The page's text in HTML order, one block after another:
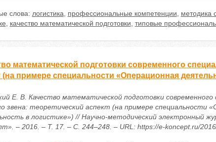
слова: логистика профессиональные компетенции методика
качество математической подготовки типовые
математической подготовки современного
(на примере специальности «Операционная
Е. В. Качество математической подготовки современного
звена: теоретический аспект (на примере специальности
в логистике») // Научно-методический электронный
– 2016. – Т. 17. – С. 244–248. – URL: https://e-koncept.ru/